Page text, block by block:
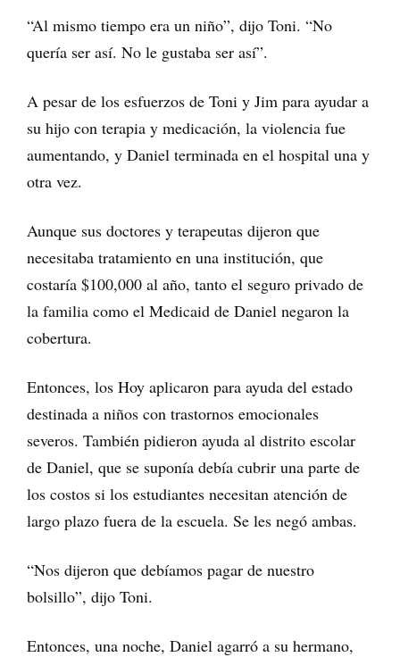
“Al mismo tiempo era un niño”, dijo Toni. “No
quería ser así. No le gustaba ser así”.
A pesar de los esfuerzos de Toni y Jim para ayudar a
su hijo con terapia y medicación, la violencia fue
aumentando, y Daniel terminada en el hospital una y
otra vez.
Aunque sus doctores y terapeutas dijeron que
necesitaba tratamiento en una institución, que
costaría $100,000 al año, tanto el seguro privado de
la familia como el Medicaid de Daniel negaron la
cobertura.
Entonces, los Hoy aplicaron para ayuda del estado
destinada a niños con trastornos emocionales
severos. También pidieron ayuda al distrito escolar
de Daniel, que se suponía debía cubrir una parte de
los costos si los estudiantes necesitan atención de
largo plazo fuera de la escuela. Se les negó ambas.
“Nos dijeron que debíamos pagar de nuestro
bolsillo”, dijo Toni.
Entonces, una noche, Daniel agarró a su hermano,